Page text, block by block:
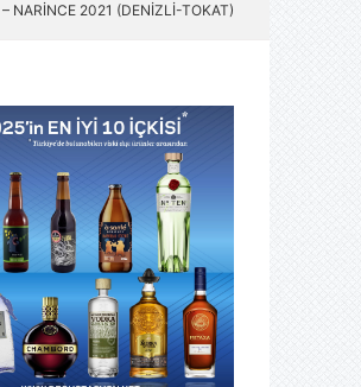
NARİNCE 2021 (DENİZLİ-TOKAT)